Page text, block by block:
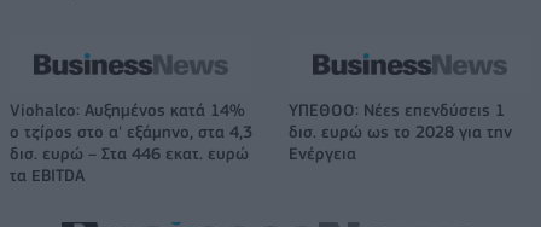
Viohalco: Αυξημένος κατά 14%
ο τζίρος στο α' εξάμηνο, στα 4,3
δισ. ευρώ – Στα 446 εκατ. ευρώ
τα EBITDA
ΥΠΕΘΟΟ: Νέες επενδύσεις 1
δισ. ευρώ ως το 2028 για την
Ενέργεια